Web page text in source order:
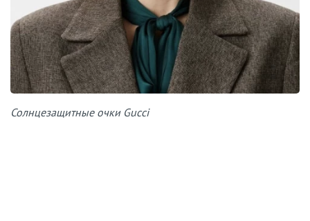
Солнцезащитные очки Gucci